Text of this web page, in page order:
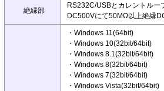
絶縁部
RS232C/USBとカレントルー
DC500Vにて50MΩ以上絶縁
・Windows 11(64bit)
・Windows 10(32bit/64bit)
・Windows 8.1(32bit/64bit)
・Windows 8(32bit/64bit)
・Windows 7(32bit/64bit)
・Windows Vista(32bit/64bit)